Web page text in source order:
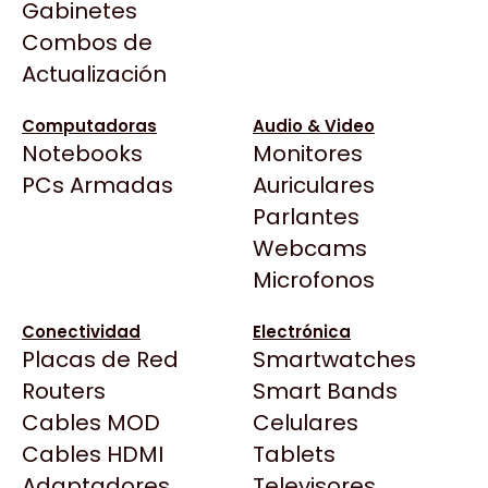
Gabinetes
Combos de
Actualización
Computadoras
Notebooks
PCs Armadas
Audio & Video
Monitores
Auriculares
Parlantes
Webcams
Microfonos
Conectividad
Placas de Red
Routers
Cables MOD
Cables HDMI
Electrónica
Smartwatches
Smart Bands
Celulares
Tablets
Arkham
Asrock
BenQ
CX
Cooler Master
Deepcool
Dell
EVGA
Gamemax
Genesis
Todas las Tiendas
Click Gaming
Compufan Store
Dinobyte
Full H4rd
Gaming City
Filtrar
Mouse
GOLDENTECH STORE
MOUSE PAD AULA MP-W
MYM COMPUTACION
PERIFERICOS PAD MOUSE